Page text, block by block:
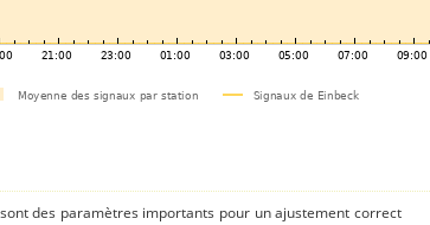
des paramètres importants pour un ajustement correct